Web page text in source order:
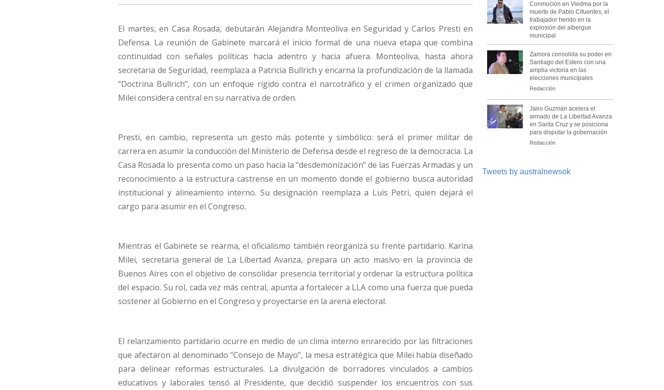
El martes, en Casa Rosada, debutarán Alejandra Monteoliva en Seguridad y Carlos Presti en
Defensa. La reunión de Gabinete marcará el inicio formal de una nueva etapa que combina
continuidad con señales políticas hacia adentro y hacia afuera. Monteoliva, hasta ahora
secretaria de Seguridad, reemplaza a Patricia Bullrich y encarna la profundización de la llamada
“Doctrina Bullrich”, con un enfoque rígido contra el narcotráfico y el crimen organizado que
Milei considera central en su narrativa de orden.
Presti, en cambio, representa un gesto más potente y simbólico: será el primer militar de
carrera en asumir la conducción del Ministerio de Defensa desde el regreso de la democracia. La
Casa Rosada lo presenta como un paso hacia la “desdemonización” de las Fuerzas Armadas y un
reconocimiento a la estructura castrense en un momento donde el gobierno busca autoridad
institucional y alineamiento interno. Su designación reemplaza a Luis Petri, quien dejará el
cargo para asumir en el Congreso.
Mientras el Gabinete se rearma, el oficialismo también reorganiza su frente partidario. Karina
Milei, secretaria general de La Libertad Avanza, prepara un acto masivo en la provincia de
Buenos Aires con el objetivo de consolidar presencia territorial y ordenar la estructura política
del espacio. Su rol, cada vez más central, apunta a fortalecer a LLA como una fuerza que pueda
sostener al Gobierno en el Congreso y proyectarse en la arena electoral.
El relanzamiento partidario ocurre en medio de un clima interno enrarecido por las filtraciones
que afectaron al denominado “Consejo de Mayo”, la mesa estratégica que Milei había diseñado
para delinear reformas estructurales. La divulgación de borradores vinculados a cambios
educativos y laborales tensó al Presidente, que decidió suspender los encuentros con sus
Conmoción en Viedma por la
muerte de Pablo Cifuentes, el
trabajador herido en la
explosión del albergue
municipal
Zamora consolida su poder en
Santiago del Estero con una
amplia victoria en las
elecciones municipales
Redacción
Jairo Guzmán acelera el
armado de La Libertad Avanza
en Santa Cruz y se posiciona
para disputar la gobernación
Redacción
Tweets by australnewsok